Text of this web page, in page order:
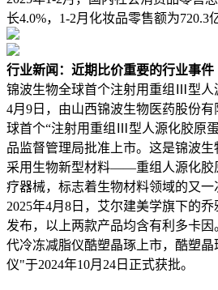
长4.0%，1-2月化妆品零售额为720.3
行业新闻：近期比价重要的行业事件
锦波生物全球首个注射用重组Ⅲ型人
4月9日，由山西锦波生物医药股份
球首个“注射用重组Ⅲ型人源化胶原
品监督管理局批准上市。这是锦波
采用生物新型材料——重组人源化胶
疗器械，标志着生物材料领域的又一
2025年4月8日，艾尔建美学旗下的
发布，以上两款产品均含有利多卡
代冷冻减脂仪酷塑晶琢上市，酷塑
仪"于2024年10月24日正式获批。